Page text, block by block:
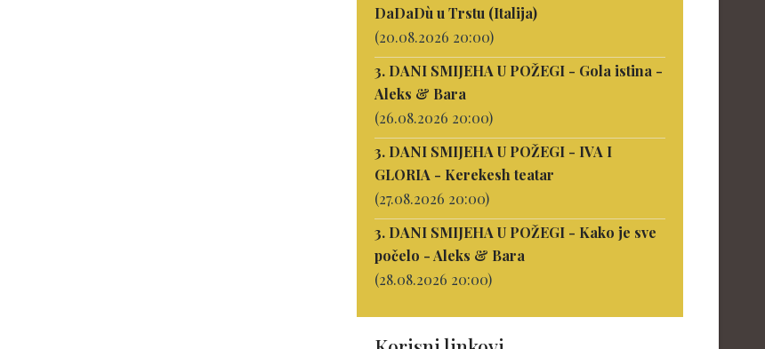
DaDaDù u Trstu (Italija)
(20.08.2026 20:00)
3. DANI SMIJEHA U POŽEGI - Gola istina -
Aleks & Bara
(26.08.2026 20:00)
3. DANI SMIJEHA U POŽEGI - IVA I
GLORIA - Kerekesh teatar
(27.08.2026 20:00)
3. DANI SMIJEHA U POŽEGI - Kako je sve
počelo - Aleks & Bara
(28.08.2026 20:00)